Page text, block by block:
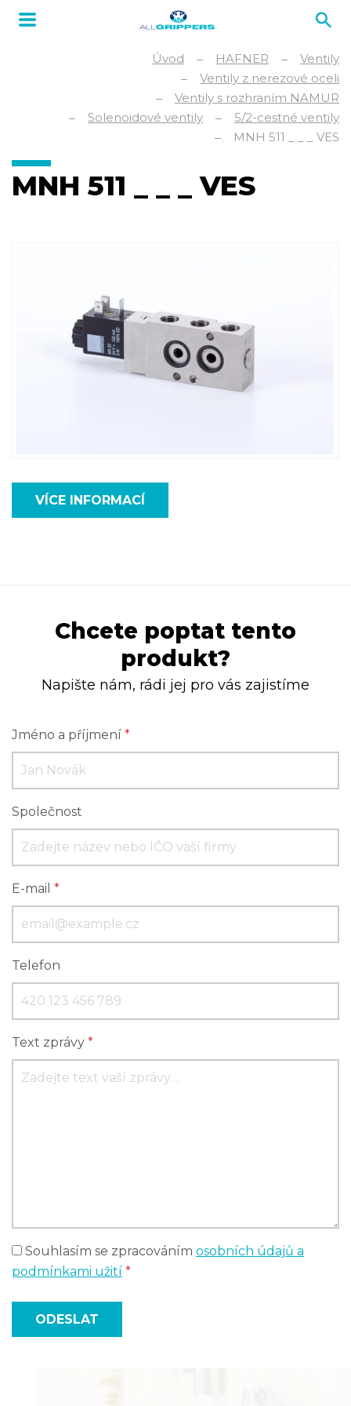
Úvod HAFNER
Ventily
Ventily z nerezové oceli
Ventily s rozhraním NAMUR
Solenoidové ventily
5/2-cestné ventily
MNH 511 _ _ _ VES
MNH 511 _ _ _ VES
VÍCE INFORMACÍ
Chcete poptat tento
produkt?
Napište nám, rádi jej pro vás zajistíme
Jméno a příjmení *
Společnost
E-mail *
Telefon
Text zprávy *
Souhlasím se zpracováním osobních údajů a
podmínkami užití *
ODESLAT